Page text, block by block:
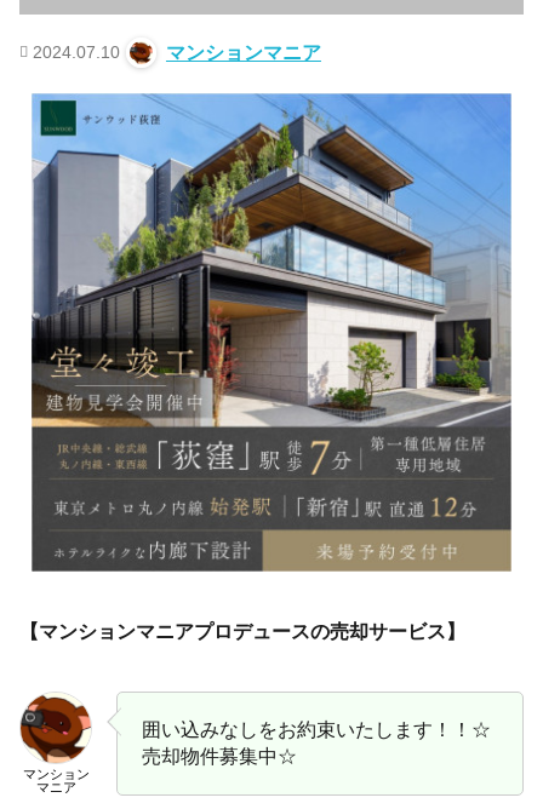
2024.07.10 マンションマニア
【マンションマニアプロデュースの売却サービス】
マンション
マニア
囲い込みなしをお約束いたします！！☆
売却物件募集中☆